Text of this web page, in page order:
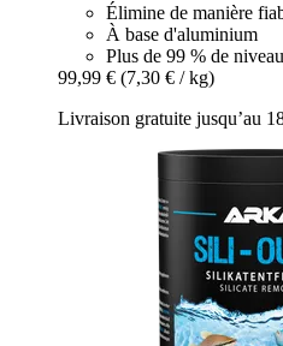
Élimine de manière
À base d'aluminium
Plus de 99 % de
99,99 € (7,30 € / kg)
Livraison gratuite jusqu’au